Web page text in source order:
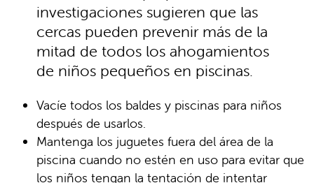
investigaciones sugieren que las
cercas pueden prevenir más de la
mitad de todos los ahogamientos
de niños pequeños en piscinas.
Vacíe todos los baldes y piscinas para niños
después de usarlos.
Mantenga los juguetes fuera del área de la
piscina cuando no estén en uso para evitar que
los niños tengan la tentación de intentar